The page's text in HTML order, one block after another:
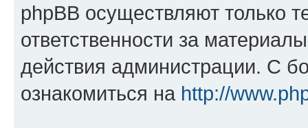
phpBB осуществляют только
ответственности за
действия администрации. С
ознакомиться на http://